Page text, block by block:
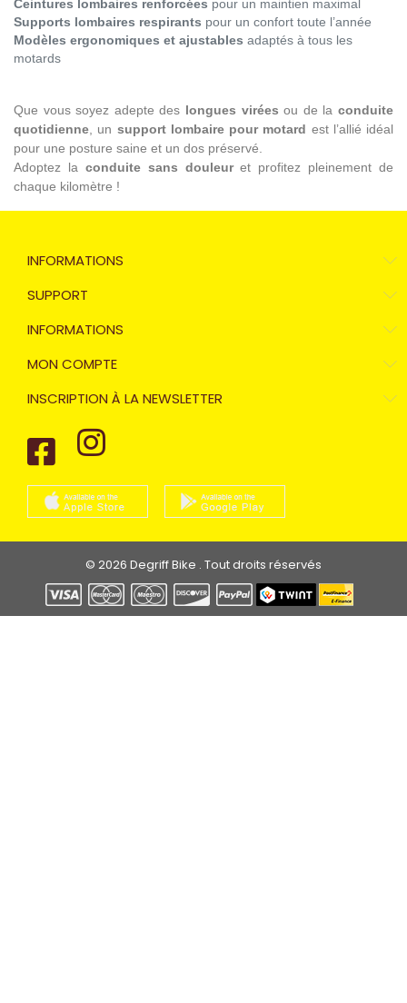
Ceintures lombaires renforcées pour un maintien maximal
Supports lombaires respirants pour un confort toute l’année
Modèles ergonomiques et ajustables adaptés à tous les
motards
Que vous soyez adepte des longues virées ou de laconduite
quotidienne, un support lombaire pour motard est l’allié idéal
pour une posture saine et un dos préservé.
Adoptez la conduite sans douleuret profitez pleinement de
chaque kilomètre !
INFORMATIONS
SUPPORT
INFORMATIONS
MON COMPTE
INSCRIPTION À LA NEWSLETTER
© 2026 Degriff Bike . Tout droits réservés